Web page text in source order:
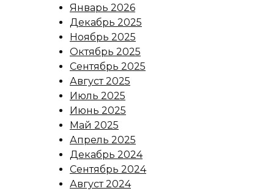
Январь 2026
Декабрь 2025
Ноябрь 2025
Октябрь 2025
Сентябрь 2025
Август 2025
Июль 2025
Июнь 2025
Май 2025
Апрель 2025
Декабрь 2024
Сентябрь 2024
Август 2024